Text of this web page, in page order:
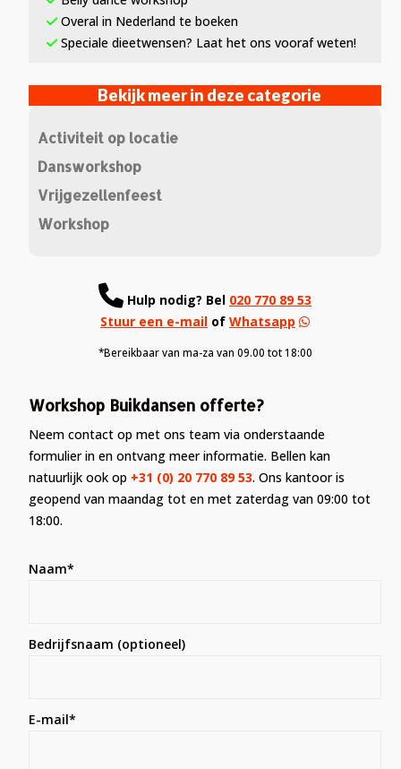
Overal in Nederland te boeken
Speciale dieetwensen? Laat het ons vooraf weten!
Bekijk meer in deze categorie
Activiteit op locatie
Dansworkshop
Vrijgezellenfeest
Workshop
Hulp nodig? Bel 020 770 89 53
Stuur een e-mail of Whatsapp
*Bereikbaar van ma-za van 09.00 tot 18:00
Workshop Buikdansen offerte?
Neem contact op met ons team via onderstaande
formulier in en ontvang meer informatie. Bellen kan
natuurlijk ook op +31 (0) 20 770 89 53. Ons kantoor is
geopend van maandag tot en met zaterdag van 09:00 tot
18:00.
Naam*
Bedrijfsnaam (optioneel)
E-mail*